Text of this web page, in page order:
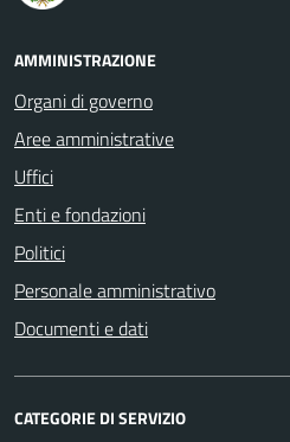
AMMINISTRAZIONE
Organi di governo
Aree amministrative
Uffici
Enti e fondazioni
Politici
Personale amministrativo
Documenti e dati
CATEGORIE DI SERVIZIO